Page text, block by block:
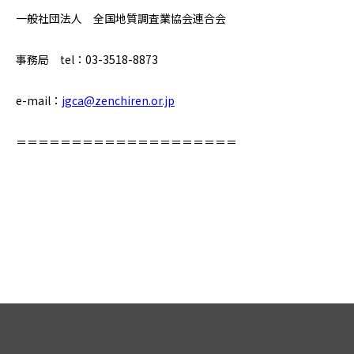
一般社団法人 全国地質調査業協会連合会
事務局 tel：03-3518-8873
e-mail： jgca@zenchiren.or.jp
＝＝＝＝＝＝＝＝＝＝＝＝＝＝＝＝＝＝＝＝